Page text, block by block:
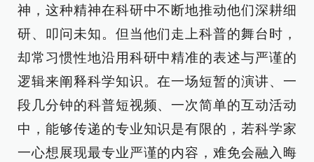
神，这种精神在科研中不断地推动他们深耕细
研、叩问未知。但当他们走上科普的舞台时，
却常习惯性地沿用科研中精准的表述与严谨的
逻辑来阐释科学知识。在一场短暂的演讲、一
段几分钟的科普短视频、一次简单的互动活动
中，能够传递的专业知识是有限的，若科学家
一心想展现最专业严谨的内容，难免会融入晦